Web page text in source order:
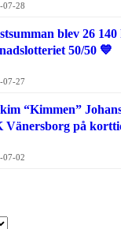
07-28
blev 26
50/50 💙
07-27
“Kimmen”
Vänersborg på
07-02